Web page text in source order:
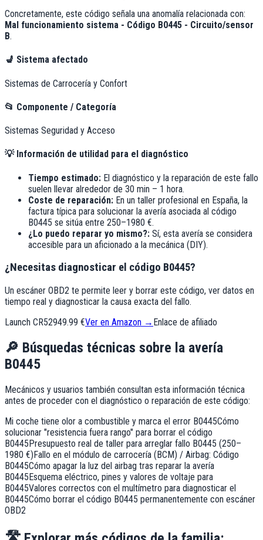
Concretamente, este código señala una anomalía relacionada con:
Mal funcionamiento sistema - Código B0445 - Circuito/sensor
B.
💺 Sistema afectado
Sistemas de Carrocería y Confort
📂 Componente / Categoría
Sistemas Seguridad y Acceso
💡Información de utilidad para el diagnóstico
Tiempo estimado: El diagnóstico y la reparación de este fallo
suelen llevar alrededor de 30 min – 1 hora.
Coste de reparación: En un taller profesional en España, la
factura típica para solucionar la avería asociada al código
B0445 se sitúa entre 250–1980 €.
¿Lo puedo reparar yo mismo?: Sí, esta avería se considera
accesible para un aficionado a la mecánica (DIY).
¿Necesitas diagnosticar el código B0445?
Un escáner OBD2 te permite leer y borrar este código, ver datos en
tiempo real y diagnosticar la causa exacta del fallo.
Launch CR52949.99 €Ver en Amazon → Enlace de afiliado
🔎 Búsquedas técnicas sobre la avería
B0445
Mecánicos y usuarios también consultan esta información técnica
antes de proceder con el diagnóstico o reparación de este código:
Mi coche tiene olor a combustible y marca el error B0445Cómo
solucionar "resistencia fuera rango" para borrar el código
B0445Presupuesto real de taller para arreglar fallo B0445 (250–
1980 €)Fallo en el módulo de carrocería (BCM) / Airbag: Código
B0445Cómo apagar la luz del airbag tras reparar la avería
B0445Esquema eléctrico, pines y valores de voltaje para
B0445Valores correctos con el multímetro para diagnosticar el
B0445Cómo borrar el código B0445 permanentemente con escáner
OBD2